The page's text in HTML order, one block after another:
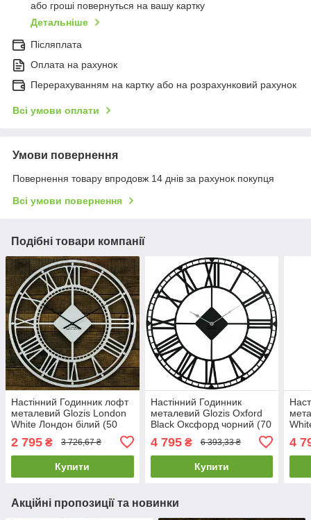
або гроші повернуться на вашу картку
Детальніше
Післяплата
Оплата на рахунок
Перерахуванням на картку або на розрахунковий рахунок
Всі умови оплати
Умови повернення
Повернення товару впродовж 14 днів за рахунок покупця
Всі умови повернення
Подібні товари компанії
Настінний Годинник лофт
металевий Glozis London
White Лондон білий (50
2 795 ₴ 3 726,67 ₴
Купити
Настінний Годинник
металевий Glozis Oxford
Black Оксфорд чорний (70
Кольори]
4 795₴ 6 393,33 ₴
Купити
4
Акційні пропозиції та новинки